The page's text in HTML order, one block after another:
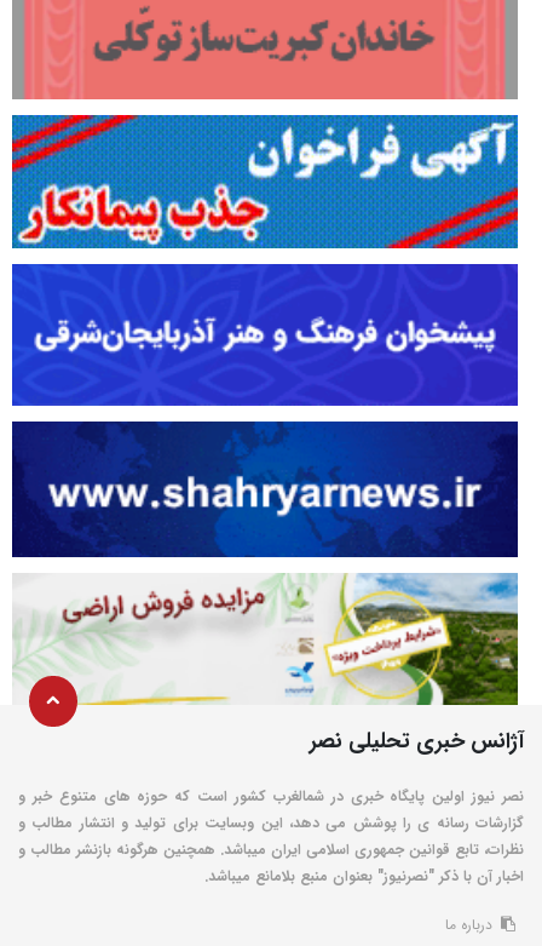
آژانس خبری تحلیلی نصر
نصر نیوز اولین پایگاه خبری در شمالغرب کشور است که حوزه های متنوع خبر و
گزارشات رسانه ی را پوشش می دهد، این وبسایت برای تولید و انتشار مطالب و
نظرات، تابع قوانین جمهوری اسلامی ایران میباشد. همچنین هرگونه بازنشر مطالب و
اخبار آن با ذکر "نصرنیوز" بعنوان منبع بلامانع میباشد.
درباره ما